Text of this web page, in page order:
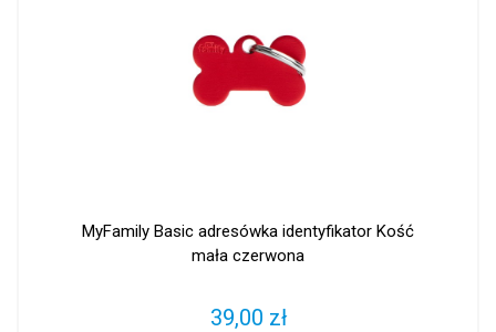
MyFamily Basic adresówka identyfikator Kość
mała czerwona
39,00 zł